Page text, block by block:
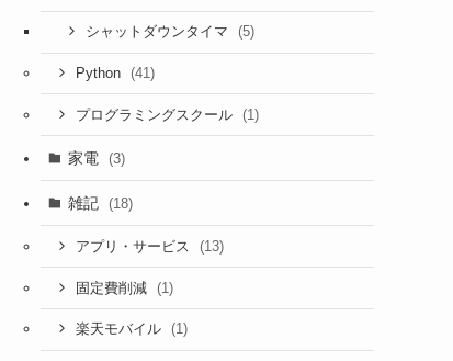
シャットダウンタイマ (5)
Python (41)
プログラミングスクール (1)
家電 (3)
雑記 (18)
アプリ・サービス (13)
固定費削減 (1)
楽天モバイル (1)